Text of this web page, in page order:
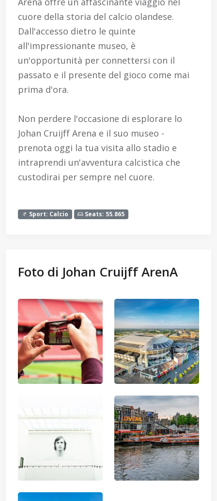
cuore della storia del calcio olandese.
Dall'accesso dietro le quinte
all'impressionante museo, è
un'opportunità per connettersi con il
passato e il presente del gioco come mai
prima d'ora.
Non perdere l'occasione di esplorare lo
Johan Cruijff Arena e il suo museo -
prenota oggi la tua visita allo stadio e
intraprendi un'avventura calcistica che
custodirai per sempre nel cuore.
Sport: Calcio Seats: 55.865
Foto di Johan Cruijff ArenA